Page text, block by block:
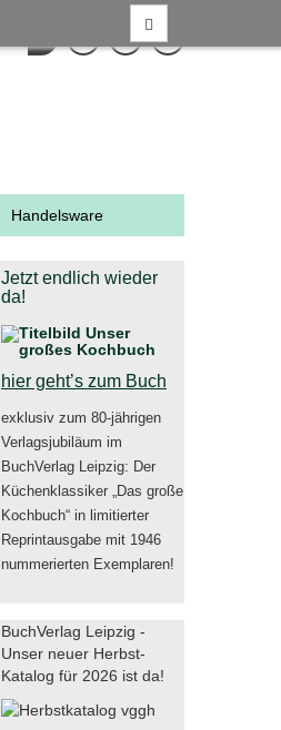
Handelsware
Jetzt endlich wieder
da!
hier geht’s zum Buch
exklusiv zum 80-jährigen
Verlagsjubiläum im
BuchVerlag Leipzig: Der
Küchenklassiker „Das große
Kochbuch“ in limitierter
Reprintausgabe mit 1946
nummerierten Exemplaren!
BuchVerlag Leipzig -
Unser neuer Herbst-
Katalog für 2026 ist da!